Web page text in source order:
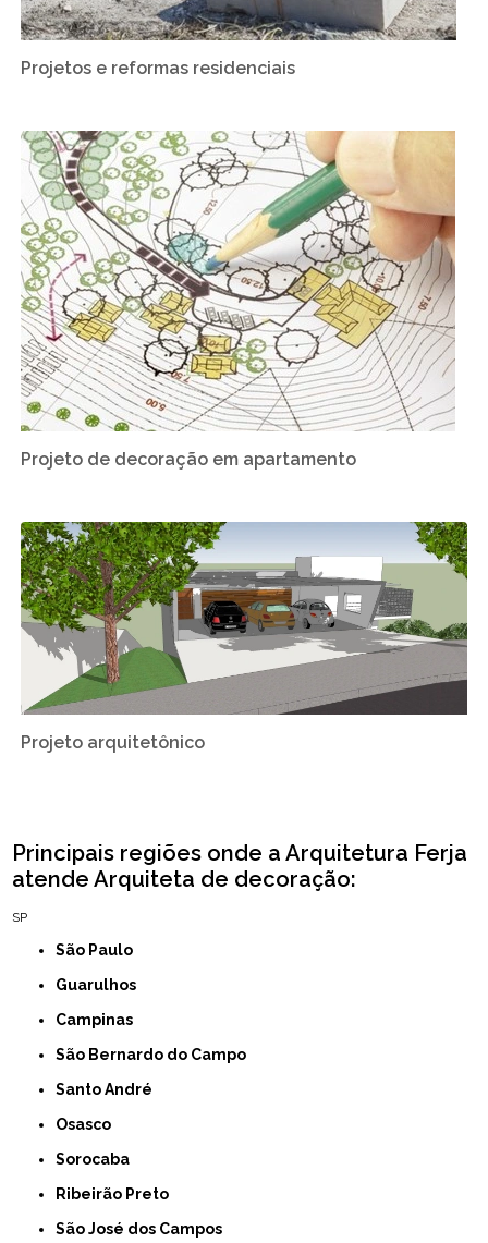
Projetos e reformas residenciais
Projeto de decoração em apartamento
Projeto arquitetônico
Principais regiões onde a Arquitetura Ferja
atende Arquiteta de decoração:
SP
São Paulo
Guarulhos
Campinas
São Bernardo do Campo
Santo André
Osasco
Sorocaba
Ribeirão Preto
São José dos Campos